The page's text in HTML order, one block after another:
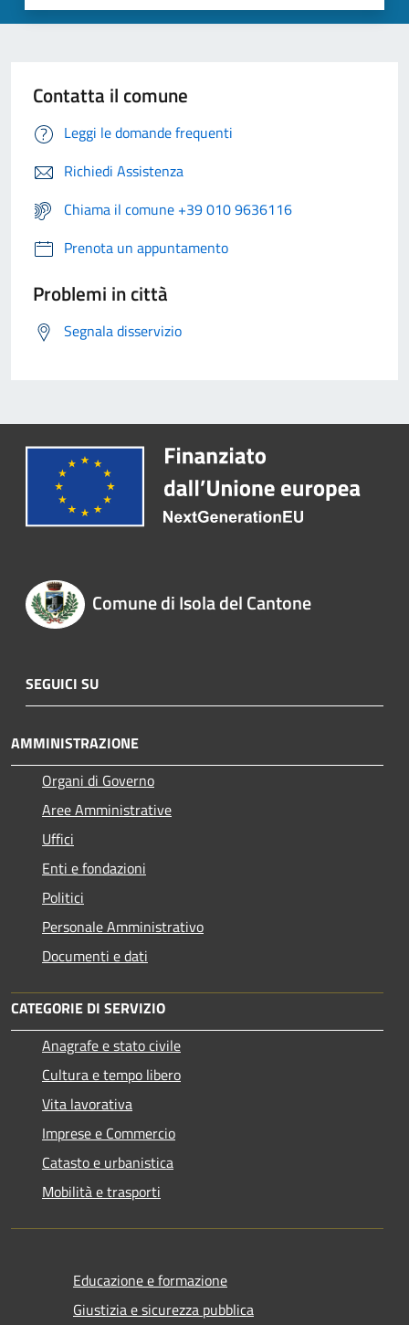
Contatta il comune
Leggi le domande frequenti
Richiedi Assistenza
Chiama il comune +39 010 9636116
Prenota un appuntamento
Problemi in città
Segnala disservizio
Comune di Isola del Cantone
SEGUICI SU
AMMINISTRAZIONE
Organi di Governo
Aree Amministrative
Uffici
Enti e fondazioni
Politici
Personale Amministrativo
Documenti e dati
CATEGORIE DI SERVIZIO
Anagrafe e stato civile
Cultura e tempo libero
Vita lavorativa
Imprese e Commercio
Catasto e urbanistica
Mobilità e trasporti
Educazione e formazione
Giustizia e sicurezza pubblica